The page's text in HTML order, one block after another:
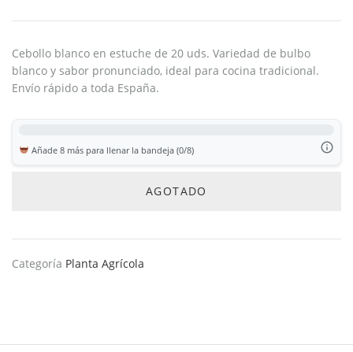
Cebollo blanco en estuche de 20 uds. Variedad de bulbo
blanco y sabor pronunciado, ideal para cocina tradicional.
Envío rápido a toda España.
Añade 8 más para llenar la bandeja (0/8)
AGOTADO
Categoría Planta Agrícola